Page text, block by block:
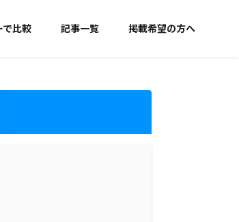
で比較 記事一覧 掲載希望の方へ